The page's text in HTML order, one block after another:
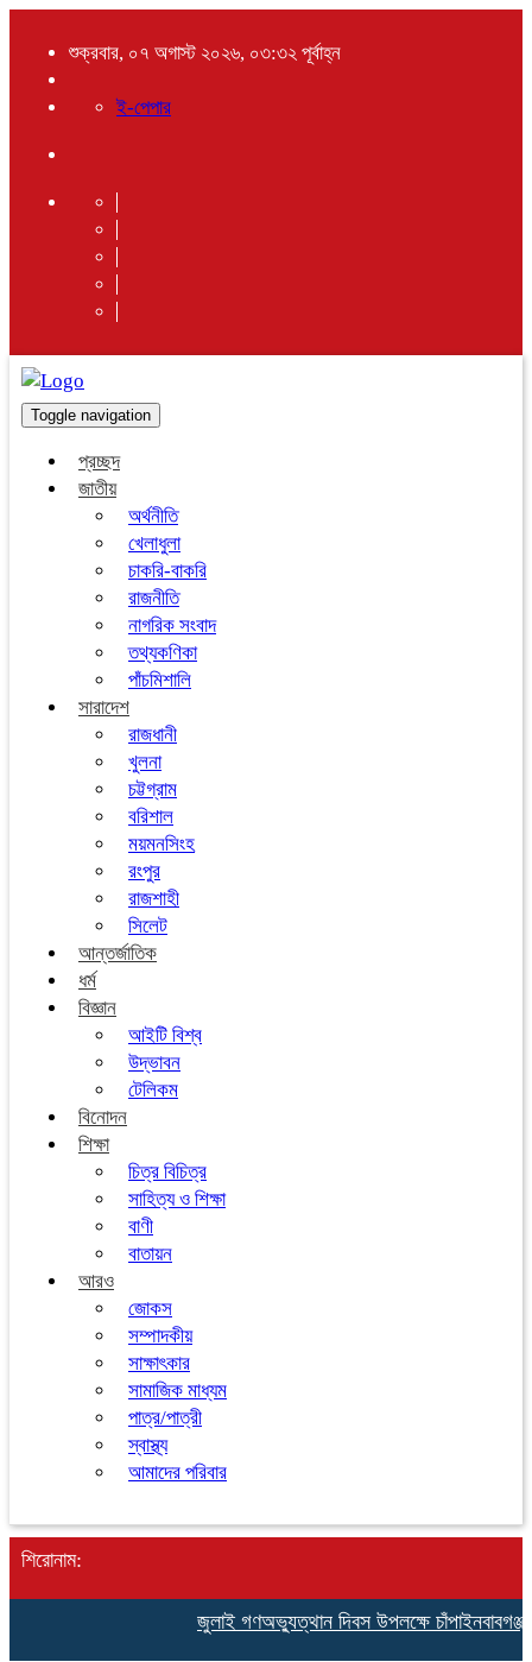
শুক্রবার, ০৭ অগাস্ট ২০২৬, ০৩:৩২ পূর্বাহ্ন
ই-পেপার
Toggle navigation
প্রচ্ছদ
জাতীয়
অর্থনীতি
খেলাধুলা
চাকরি-বাকরি
রাজনীতি
নাগরিক সংবাদ
তথ্যকণিকা
পাঁচমিশালি
সারাদেশ
রাজধানী
খুলনা
চট্টগ্রাম
বরিশাল
ময়মনসিংহ
রংপুর
রাজশাহী
সিলেট
আন্তর্জাতিক
ধর্ম
বিজ্ঞান
আইটি বিশ্ব
উদ্ভাবন
টেলিকম
বিনোদন
শিক্ষা
চিত্র বিচিত্র
সাহিত্য ও শিক্ষা
বাণী
বাতায়ন
আরও
জোকস
সম্পাদকীয়
সাক্ষাৎকার
সামাজিক মাধ্যম
পাত্র/পাত্রী
স্বাস্থ্য
আমাদের পরিবার
শিরোনাম:
জুলাই গণঅভ্যুত্থান দিবস উপলক্ষে চাঁপাইনবাবগঞ্জ